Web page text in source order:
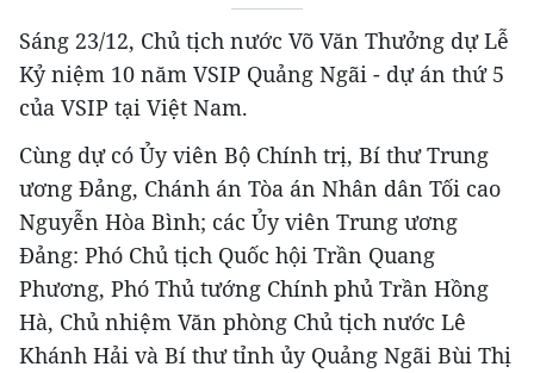
Sáng 23/12, Chủ tịch nước Võ Văn Thưởng dự Lễ
Kỷ niệm 10 năm VSIP Quảng Ngãi - dự án thứ 5
của VSIP tại Việt Nam.
Cùng dự có Ủy viên Bộ Chính trị, Bí thư Trung
ương Đảng, Chánh án Tòa án Nhân dân Tối cao
Nguyễn Hòa Bình; các Ủy viên Trung ương
Đảng: Phó Chủ tịch Quốc hội Trần Quang
Phương, Phó Thủ tướng Chính phủ Trần Hồng
Hà, Chủ nhiệm Văn phòng Chủ tịch nước Lê
Khánh Hải và Bí thư tỉnh ủy Quảng Ngãi Bùi Thị